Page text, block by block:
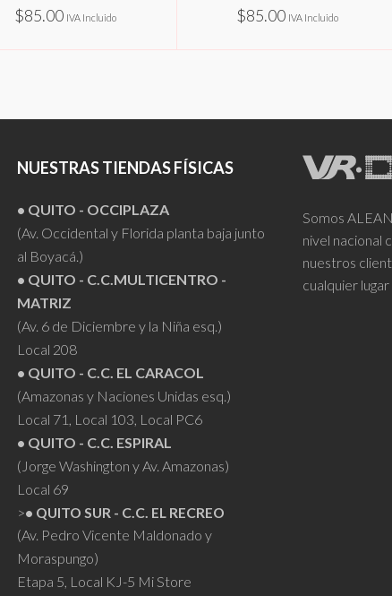
$85.00 IVA Incluido
múltiples
Las
se
pueden
la
de
producto
$85.00 IVA Incluido
Las
se
en
NUESTRAS TIENDAS FÍSICAS
• QUITO - OCCIPLAZA
(Av. Occidental y Florida planta baja junto
al Boyacá.)
• QUITO - C.C.MULTICENTRO -
MATRIZ
(Av. 6 de Diciembre y la Niña esq.)
Local 208
• QUITO - C.C. EL CARACOL
(Amazonas y Naciones Unidas esq.)
Local 71, Local 103, Local PC6
• QUITO - C.C. ESPIRAL
(Jorge Washington y Av. Amazonas)
Local 69
>• QUITO SUR - C.C. EL RECREO
(Av. Pedro Vicente Maldonado y
Moraspungo)
Etapa 5, Local KJ-5 Mi Store
Somos
nivel nacional
nuestros
cualquier